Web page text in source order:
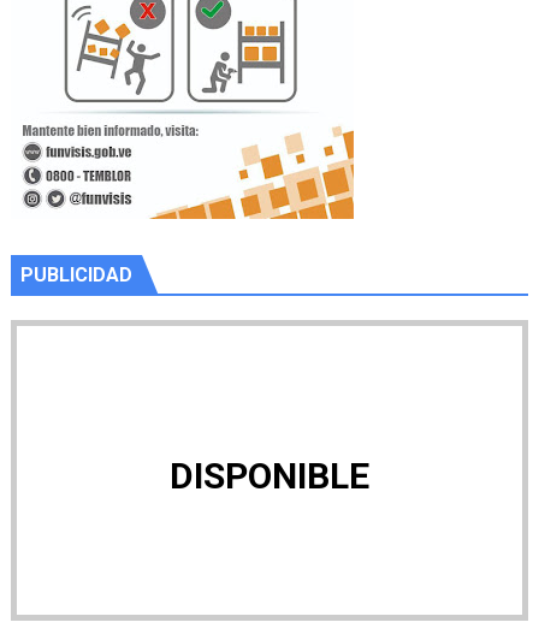
PUBLICIDAD
DISPONIBLE